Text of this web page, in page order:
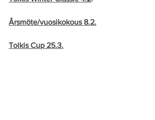
Årsmöte/vuosikokous 8.2.
Tolkis Cup 25.3.